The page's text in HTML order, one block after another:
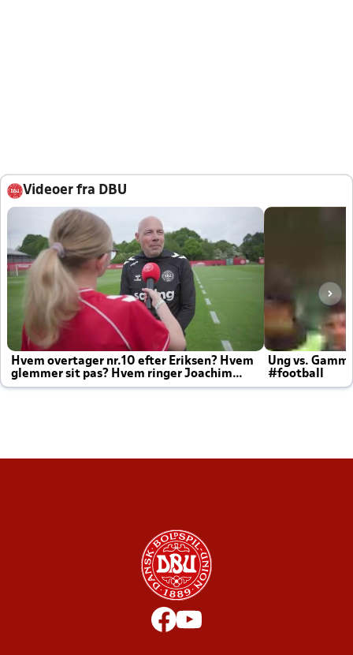
Videoer fra DBU
Hvem overtager nr.10 efter Eriksen? Hvem
glemmer sit pas? Hvem ringer Joachim
altid til efter kampe?
Ung vs.
#football